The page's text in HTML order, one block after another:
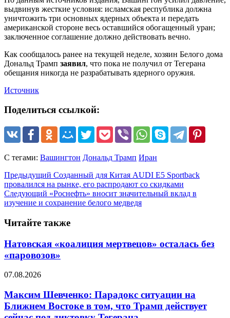
выдвинув жесткие условия: исламская республика должна
уничтожить три основных ядерных объекта и передать
американской стороне весь оставшийся обогащенный уран;
заключенное соглашение должно действовать вечно.
Как сообщалось ранее на текущей неделе, хозяин Белого дома
Дональд Трамп заявил, что пока не получил от Тегерана
обещания никогда не разрабатывать ядерного оружия.
Источник
Поделиться ссылкой:
С тегами: Вашингтон Дональд Трамп Иран
Предыдущий Созданный для Китая AUDI E5 Sportback
провалился на рынке, его распродают со скидками
Следующий «Роснефть» вносит значительный вклад в
изучение и сохранение белого медведя
Читайте также
Натовская «коалиция мертвецов» осталась без
«паровозов»
07.08.2026
Максим Шевченко: Парадокс ситуации на
Ближнем Востоке в том, что Трамп действует